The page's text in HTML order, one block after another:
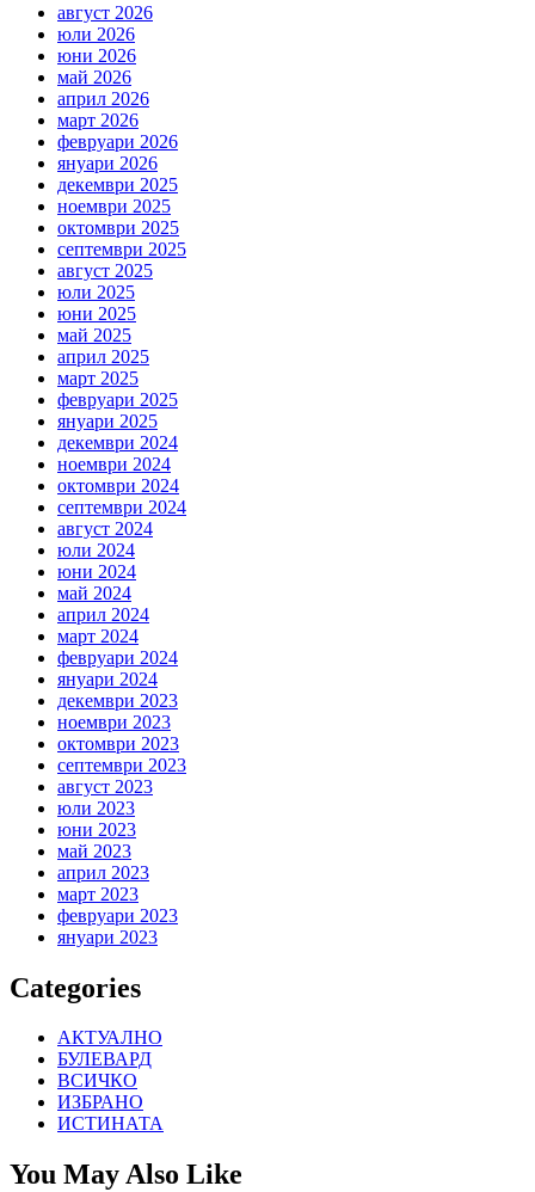
август 2026
юли 2026
юни 2026
май 2026
април 2026
март 2026
февруари 2026
януари 2026
декември 2025
ноември 2025
октомври 2025
септември 2025
август 2025
юли 2025
юни 2025
май 2025
април 2025
март 2025
февруари 2025
януари 2025
декември 2024
ноември 2024
октомври 2024
септември 2024
август 2024
юли 2024
юни 2024
май 2024
април 2024
март 2024
февруари 2024
януари 2024
декември 2023
ноември 2023
октомври 2023
септември 2023
август 2023
юли 2023
юни 2023
май 2023
април 2023
март 2023
февруари 2023
януари 2023
Categories
АКТУАЛНО
БУЛЕВАРД
ВСИЧКО
ИЗБРАНО
ИСТИНАТА
You May Also Like